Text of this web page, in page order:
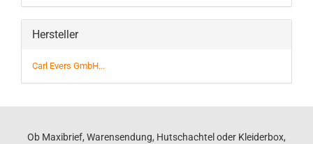
Hersteller
Carl Evers GmbH...
Ob Maxibrief, Warensendung, Hutschachtel oder Kleiderbox,